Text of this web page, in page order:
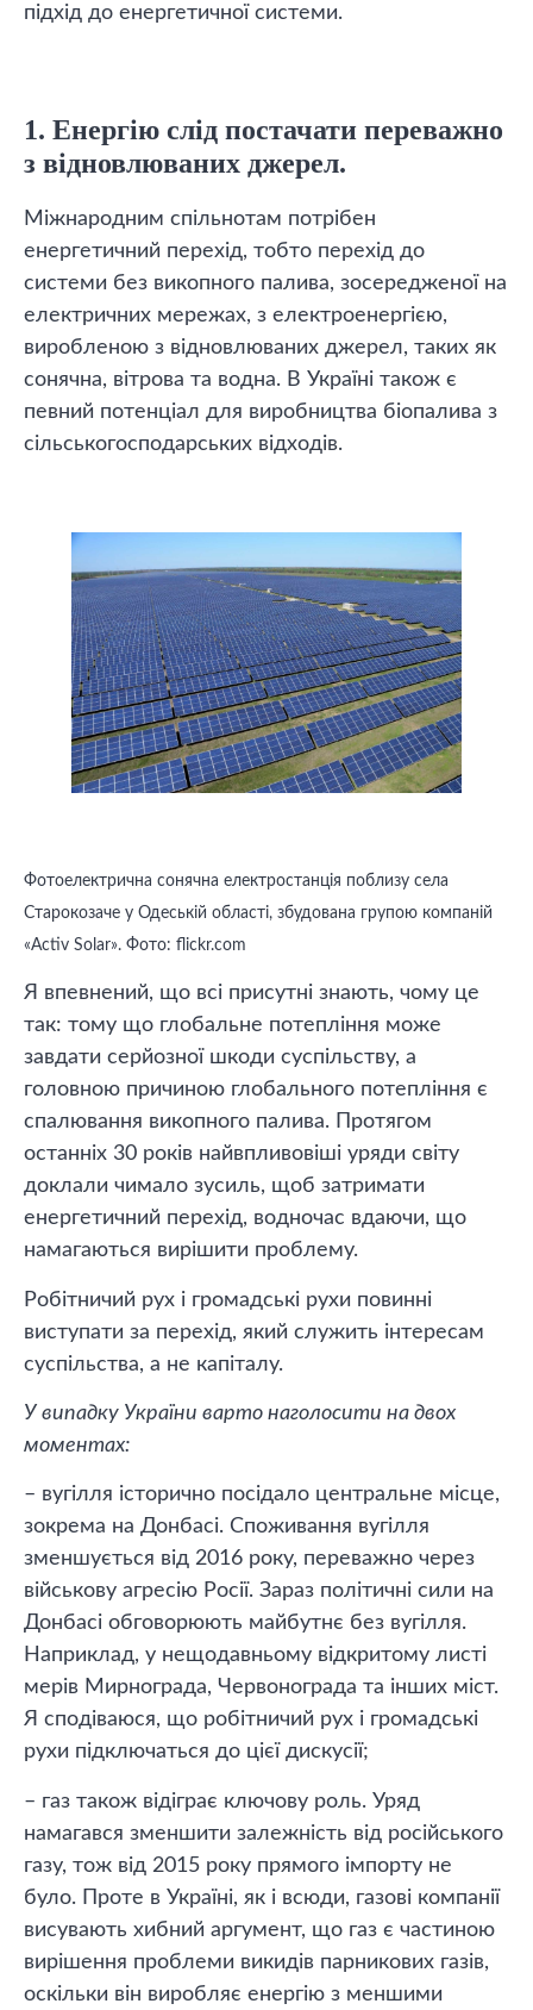
підхід до енергетичної системи.
1. Енергію слід постачати переважно
з відновлюваних джерел.
Міжнародним спільнотам потрібен
енергетичний перехід, тобто перехід до
системи без викопного палива, зосередженої на
електричних мережах, з електроенергією,
виробленою з відновлюваних джерел, таких як
сонячна, вітрова та водна. В Україні також є
певний потенціал для виробництва біопалива з
сільськогосподарських відходів.
Фотоелектрична сонячна електростанція поблизу села
Старокозаче у Одеській області, збудована групою компаній
«Activ Solar». Фото: flickr.com
Я впевнений, що всі присутні знають, чому це
так: тому що глобальне потепління може
завдати серйозної шкоди суспільству, а
головною причиною глобального потепління є
спалювання викопного палива. Протягом
останніх 30 років найвпливовіші уряди світу
доклали чимало зусиль, щоб затримати
енергетичний перехід, водночас вдаючи, що
намагаються вирішити проблему.
Робітничий рух і громадські рухи повинні
виступати за перехід, який служить інтересам
суспільства, а не капіталу.
У випадку України варто наголосити на двох
моментах:
– вугілля історично посідало центральне місце,
зокрема на Донбасі. Споживання вугілля
зменшується від 2016 року, переважно через
військову агресію Росії. Зараз політичні сили на
Донбасі обговорюють майбутнє без вугілля.
Наприклад, у нещодавньому відкритому листі
мерів Мирнограда, Червонограда та інших міст.
Я сподіваюся, що робітничий рух і громадські
рухи підключаться до цієї дискусії;
– газ також відіграє ключову роль. Уряд
намагався зменшити залежність від російського
газу, тож від 2015 року прямого імпорту не
було. Проте в Україні, як і всюди, газові компанії
висувають хибний аргумент, що газ є частиною
вирішення проблеми викидів парникових газів,
оскільки він виробляє енергію з меншими